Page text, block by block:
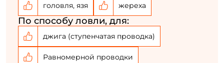
головля, язя жереха
По способу ловли, для:
джига (ступенчатая проводка)
Равномерной проводки
У меня уже есть аккаунт